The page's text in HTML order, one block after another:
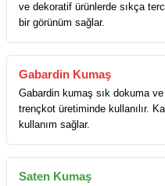
ve dekoratif ürünlerde sıkça
bir görünüm sağlar.
Gabardin Kumaş
Gabardin kumaş sık dokuma ve
trençkot üretiminde kullanılır.
kullanım sağlar.
Saten Kumaş